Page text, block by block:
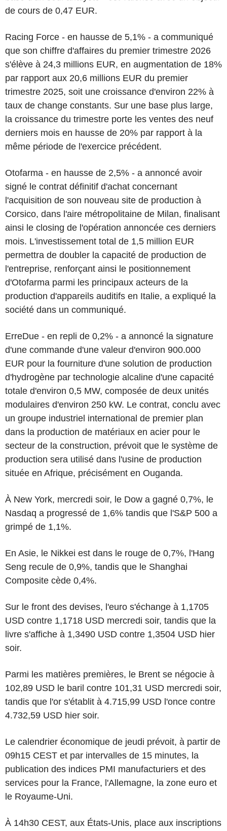
de cours de 0,47 EUR.
Racing Force - en hausse de 5,1% - a communiqué
que son chiffre d'affaires du premier trimestre 2026
s'élève à 24,3 millions EUR, en augmentation de 18%
par rapport aux 20,6 millions EUR du premier
trimestre 2025, soit une croissance d'environ 22% à
taux de change constants. Sur une base plus large,
la croissance du trimestre porte les ventes des neuf
derniers mois en hausse de 20% par rapport à la
même période de l'exercice précédent.
Otofarma - en hausse de 2,5% - a annoncé avoir
signé le contrat définitif d'achat concernant
l'acquisition de son nouveau site de production à
Corsico, dans l'aire métropolitaine de Milan, finalisant
ainsi le closing de l'opération annoncée ces derniers
mois. L'investissement total de 1,5 million EUR
permettra de doubler la capacité de production de
l'entreprise, renforçant ainsi le positionnement
d'Otofarma parmi les principaux acteurs de la
production d'appareils auditifs en Italie, a expliqué la
société dans un communiqué.
ErreDue - en repli de 0,2% - a annoncé la signature
d'une commande d'une valeur d'environ 900.000
EUR pour la fourniture d'une solution de production
d'hydrogène par technologie alcaline d'une capacité
totale d'environ 0,5 MW, composée de deux unités
modulaires d'environ 250 kW. Le contrat, conclu avec
un groupe industriel international de premier plan
dans la production de matériaux en acier pour le
secteur de la construction, prévoit que le système de
production sera utilisé dans l'usine de production
située en Afrique, précisément en Ouganda.
À New York, mercredi soir, le Dow a gagné 0,7%, le
Nasdaq a progressé de 1,6% tandis que l'S&P 500 a
grimpé de 1,1%.
En Asie, le Nikkei est dans le rouge de 0,7%, l'Hang
Seng recule de 0,9%, tandis que le Shanghai
Composite cède 0,4%.
Sur le front des devises, l'euro s'échange à 1,1705
USD contre 1,1718 USD mercredi soir, tandis que la
livre s'affiche à 1,3490 USD contre 1,3504 USD hier
soir.
Parmi les matières premières, le Brent se négocie à
102,89 USD le baril contre 101,31 USD mercredi soir,
tandis que l'or s'établit à 4.715,99 USD l'once contre
4.732,59 USD hier soir.
Le calendrier économique de jeudi prévoit, à partir de
09h15 CEST et par intervalles de 15 minutes, la
publication des indices PMI manufacturiers et des
services pour la France, l'Allemagne, la zone euro et
le Royaume-Uni.
À 14h30 CEST, aux États-Unis, place aux inscriptions